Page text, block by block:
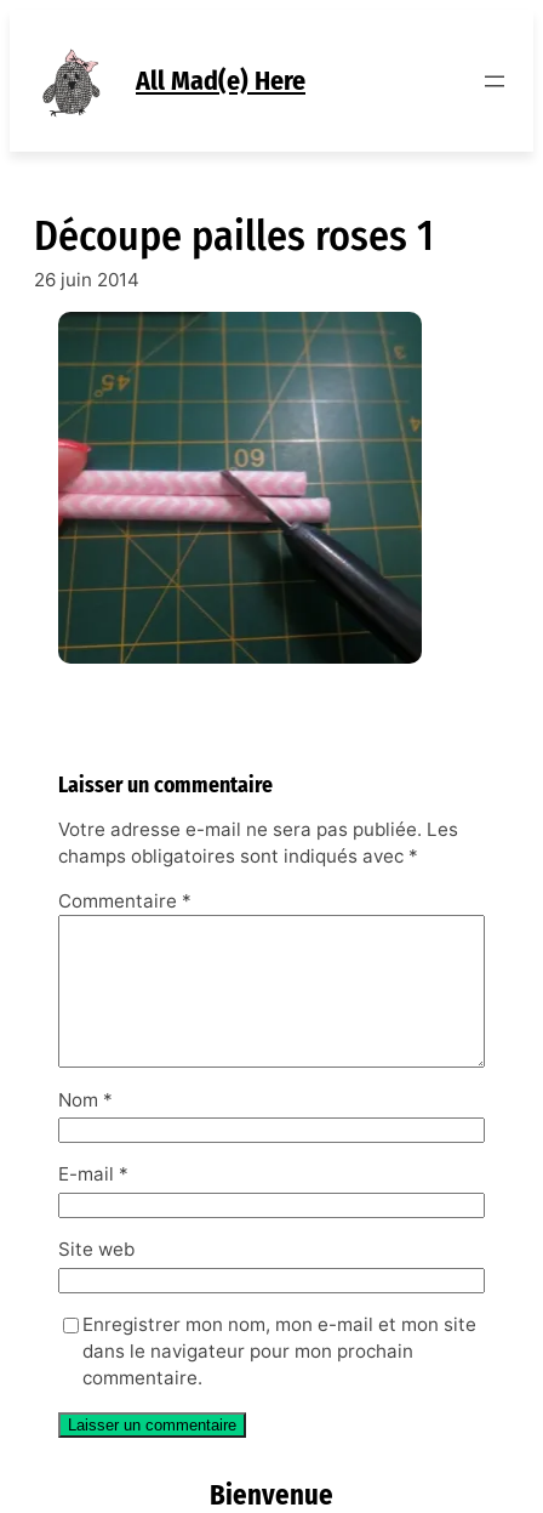
contenu
All Mad(e) Here
Découpe pailles roses 1
26 juin 2014
Laisser un commentaire
Votre adresse e-mail ne sera pas publiée. Les
champs obligatoires sont indiqués avec *
Commentaire *
Nom *
E-mail *
Site web
Enregistrer mon nom, mon e-mail et mon site
dans le navigateur pour mon prochain
commentaire.
Bienvenue